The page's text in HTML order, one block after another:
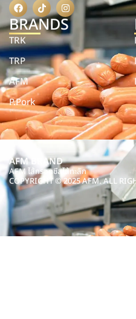
BRANDS
TRK
TRP
AFM
P.Pork
COPYRIGHT © 2025 AFM. ALL
AFM BRAND
AFM ไส้กรอกชีสไส้ทะลัก